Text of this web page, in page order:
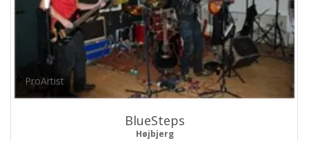
ProArtist
BlueSteps
Højbjerg